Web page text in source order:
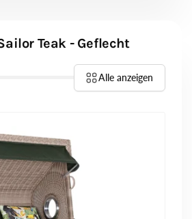
Teak - Geflecht
Alle anzeigen